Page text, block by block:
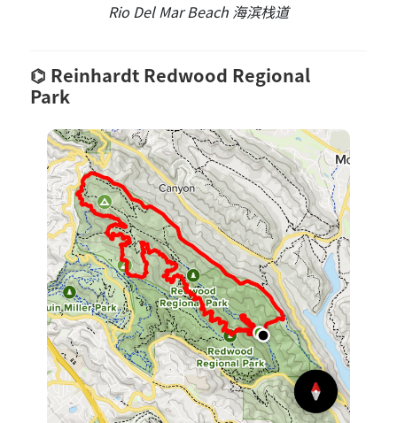
Rio Del Mar Beach 海滨栈道
Reinhardt Redwood Regional
Park